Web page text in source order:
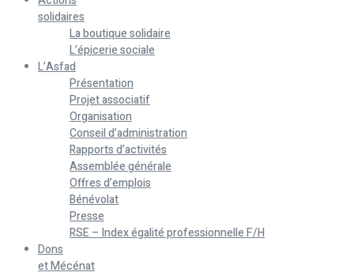
solidaires
La boutique solidaire
L’épicerie sociale
L’Asfad
Présentation
Projet associatif
Organisation
Conseil d’administration
Rapports d’activités
Assemblée générale
Offres d’emplois
Bénévolat
Presse
RSE – Index égalité professionnelle F/H
Dons
et Mécénat